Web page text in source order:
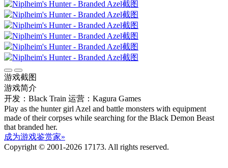
游戏截图
游戏简介
开发：Black Train 运营：Kagura Games
Play as the hunter girl Azel and battle monsters with equipment
made of their corpses while searching for the Black Demon Beast
that branded her.
成为游戏鉴赏家»
Copyright © 2001-2026 17173. All rights reserved.